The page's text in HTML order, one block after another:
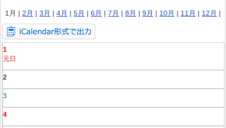
1月 | 2月 | 3月 | 4月 | 5月 | 6月 | 7月 | 8月 | 9月 | 10月 | 11月 | 12月 |
1
元日
2
3
4